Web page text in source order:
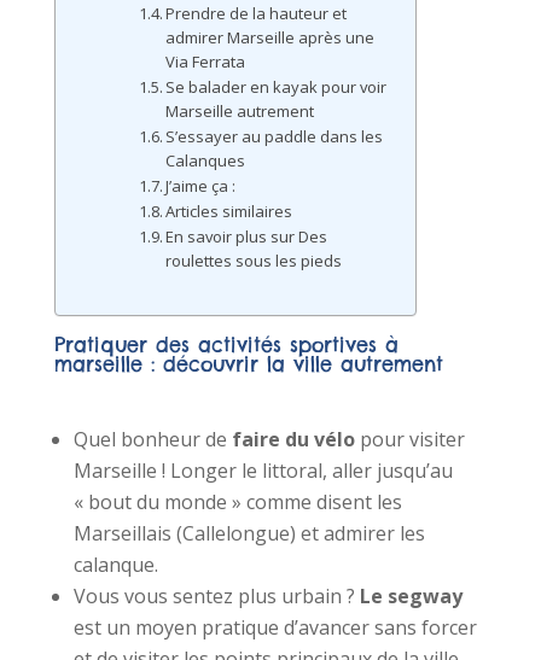
Prendre de la hauteur et
admirer Marseille après une
Via Ferrata
Se balader en kayak pour voir
Marseille autrement
S’essayer au paddle dans les
Calanques
J’aime ça :
Articles similaires
En savoir plus sur Des
roulettes sous les pieds
Pratiquer des activités sportives à
marseille : découvrir la ville autrement
Quel bonheur de faire du vélopour visiter
Marseille ! Longer le littoral, aller jusqu’au
« bout du monde » comme disent les
Marseillais (Callelongue) et admirer les
calanque.
Vous vous sentez plus urbain ? Le segway
est un moyen pratique d’avancer sans forcer